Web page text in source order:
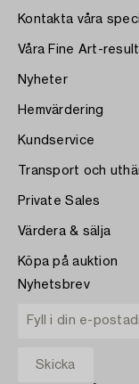
Kontakta våra
Våra Fine Art-
Nyheter
Hemvärdering
Kundservice
Transport och
Private Sales
Värdera & sälja
Köpa på auktion
Nyhetsbrev